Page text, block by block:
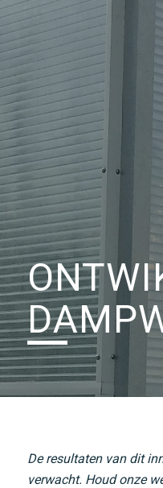
De resultaten van dit
verwacht. Houd onze